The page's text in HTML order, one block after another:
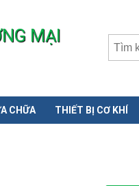
MẠI
Tìm
sản
CHỮA THIẾT BỊ CƠ KHÍ